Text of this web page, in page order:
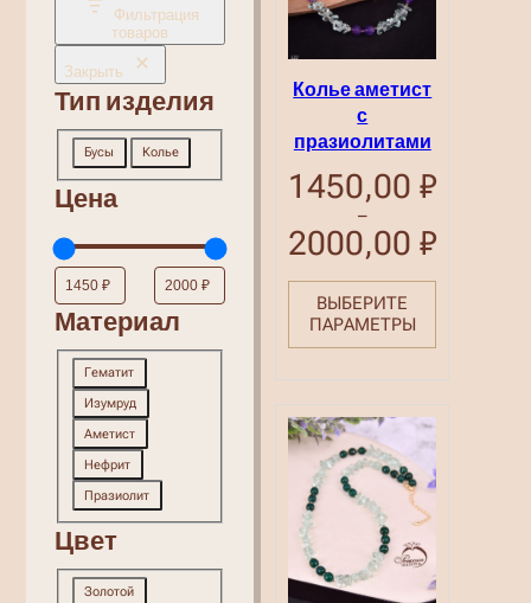
Фильтрация
товаров
Закрыть
Тип изделия
Тип
изделия
Бусы Колье
Цена
Материал
Материал
Гематит
Изумруд
Аметист
Нефрит
Празиолит
Цвет
Цвет
Золотой
Колье аметист
с
празиолитами
1450,00₽
–
2000,00₽Диапазон
1450,00 ₽
ВЫБЕРИТЕ
ПАРАМЕТРЫ